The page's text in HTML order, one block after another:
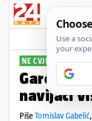
NE CVJETAJU RUŽE
Garcia
navijači
PišeTomislav Gabelić,